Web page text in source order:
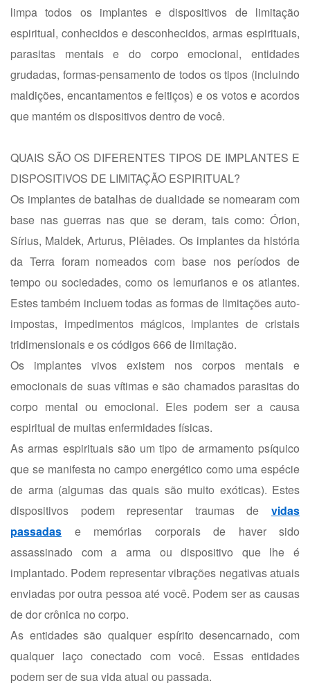
limpa todos os implantes e dispositivos de limitação
espiritual, conhecidos e desconhecidos, armas espirituais,
parasitas mentais e do corpo emocional, entidades
grudadas, formas-pensamento de todos os tipos (incluindo
maldições, encantamentos e feitiços) e os votos e acordos
que mantém os dispositivos dentro de você.
QUAIS SÃO OS DIFERENTES TIPOS DE IMPLANTES E
DISPOSITIVOS DE LIMITAÇÃO ESPIRITUAL?
Os implantes de batalhas de dualidade se nomearam com
base nas guerras nas que se deram, tais como: Órion,
Sírius, Maldek, Arturus, Plêiades. Os implantes da história
da Terra foram nomeados com base nos períodos de
tempo ou sociedades, como os lemurianos e os atlantes.
Estes também incluem todas as formas de limitações auto-
impostas, impedimentos mágicos, implantes de cristais
tridimensionais e os códigos 666 de limitação.
Os implantes vivos existem nos corpos mentais e
emocionais de suas vítimas e são chamados parasitas do
corpo mental ou emocional. Eles podem ser a causa
espiritual de muitas enfermidades físicas.
As armas espirituais são um tipo de armamento psíquico
que se manifesta no campo energético como uma espécie
de arma (algumas das quais são muito exóticas). Estes
dispositivos podem representar traumas de vidas
passadas e memórias corporais de haver sido
assassinado com a arma ou dispositivo que lhe é
implantado. Podem representar vibrações negativas atuais
enviadas por outra pessoa até você. Podem ser as causas
de dor crônica no corpo.
As entidades são qualquer espírito desencarnado, com
qualquer laço conectado com você. Essas entidades
podem ser de sua vida atual ou passada.